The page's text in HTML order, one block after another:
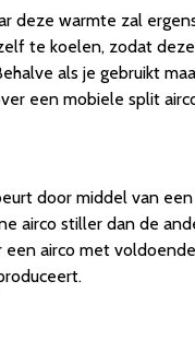
deze warmte zal
te koelen, zodat
als je gebruikt
een mobiele split
door middel van
airco stiller dan de
airco met